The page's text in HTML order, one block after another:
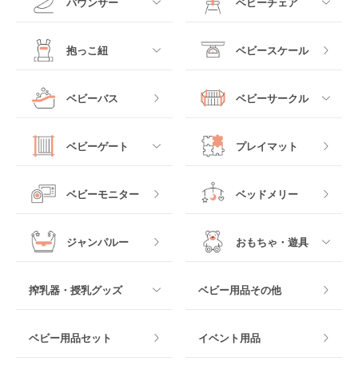
レギュラーサイズベビ
ベッドインベッド
クーファン
マットレス・布団
ベビーベッドその他
ベビーカーその他
ジュニアシート
チャイルドシートその
他
すべて
ロッキングタイプ
すべて
テーブルチェア
抱っこ紐
すべて
抱っこ紐その他
ベビースケール
ベビーバス ベビーサークル
すべて
木製
マット製
ベビーゲート
すべて
プレイマット
ベビーモニター ベッドメリー
ジャンパルー おもちゃ・遊具
搾乳器・授乳グッズ ベビー用品その他
ベビー用品セット イベント用品